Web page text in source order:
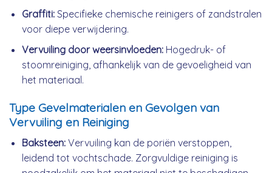
Graffiti:Specifieke chemische reinigers of zandstralen
voor diepe verwijdering.
Vervuiling door weersinvloeden:Hogedruk- of
stoomreiniging, afhankelijk van de gevoeligheid van
het materiaal.
Type Gevelmaterialen en Gevolgen van
Vervuiling en Reiniging
Baksteen:Vervuiling kan de poriën verstoppen,
leidend tot vochtschade. Zorgvuldige reiniging is